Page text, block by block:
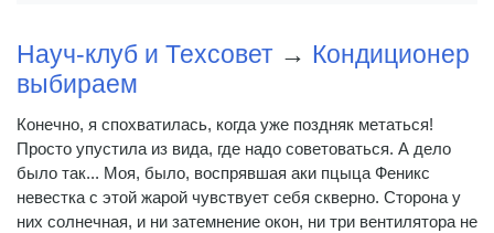
Науч-клуб и Техсовет → Кондиционер
выбираем
Конечно, я спохватилась, когда уже поздняк метаться!
Просто упустила из вида, где надо советоваться. А дело
было так... Моя, было, воспрявшая аки пцыца Феникс
невестка с этой жарой чувствует себя скверно. Сторона у
них солнечная, и ни затемнение окон, ни три вентилятора не